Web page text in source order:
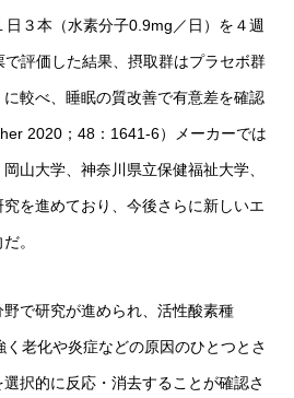
３本（水素分子0.9mg／日）を４週
評価した結果、摂取群はプラセボ群
に較べ、睡眠の質改善で有意差を確認
2020；48：1641-6）メーカーでは
山大学、神奈川県立保健福祉大学、
を進めており、今後さらに新しいエ
。
で研究が進められ、活性酸素種
く老化や炎症などの原因のひとつとさ
択的に反応・消去することが確認さ